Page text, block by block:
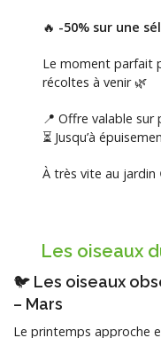
🔥 -50% sur une
Le moment parfait
récoltes à venir 🌿
📍 Offre valable
⏳ Jusqu’à
À très vite au jardin
Les oiseaux
🐦 Les oiseaux
– Mars
Le printemps approche